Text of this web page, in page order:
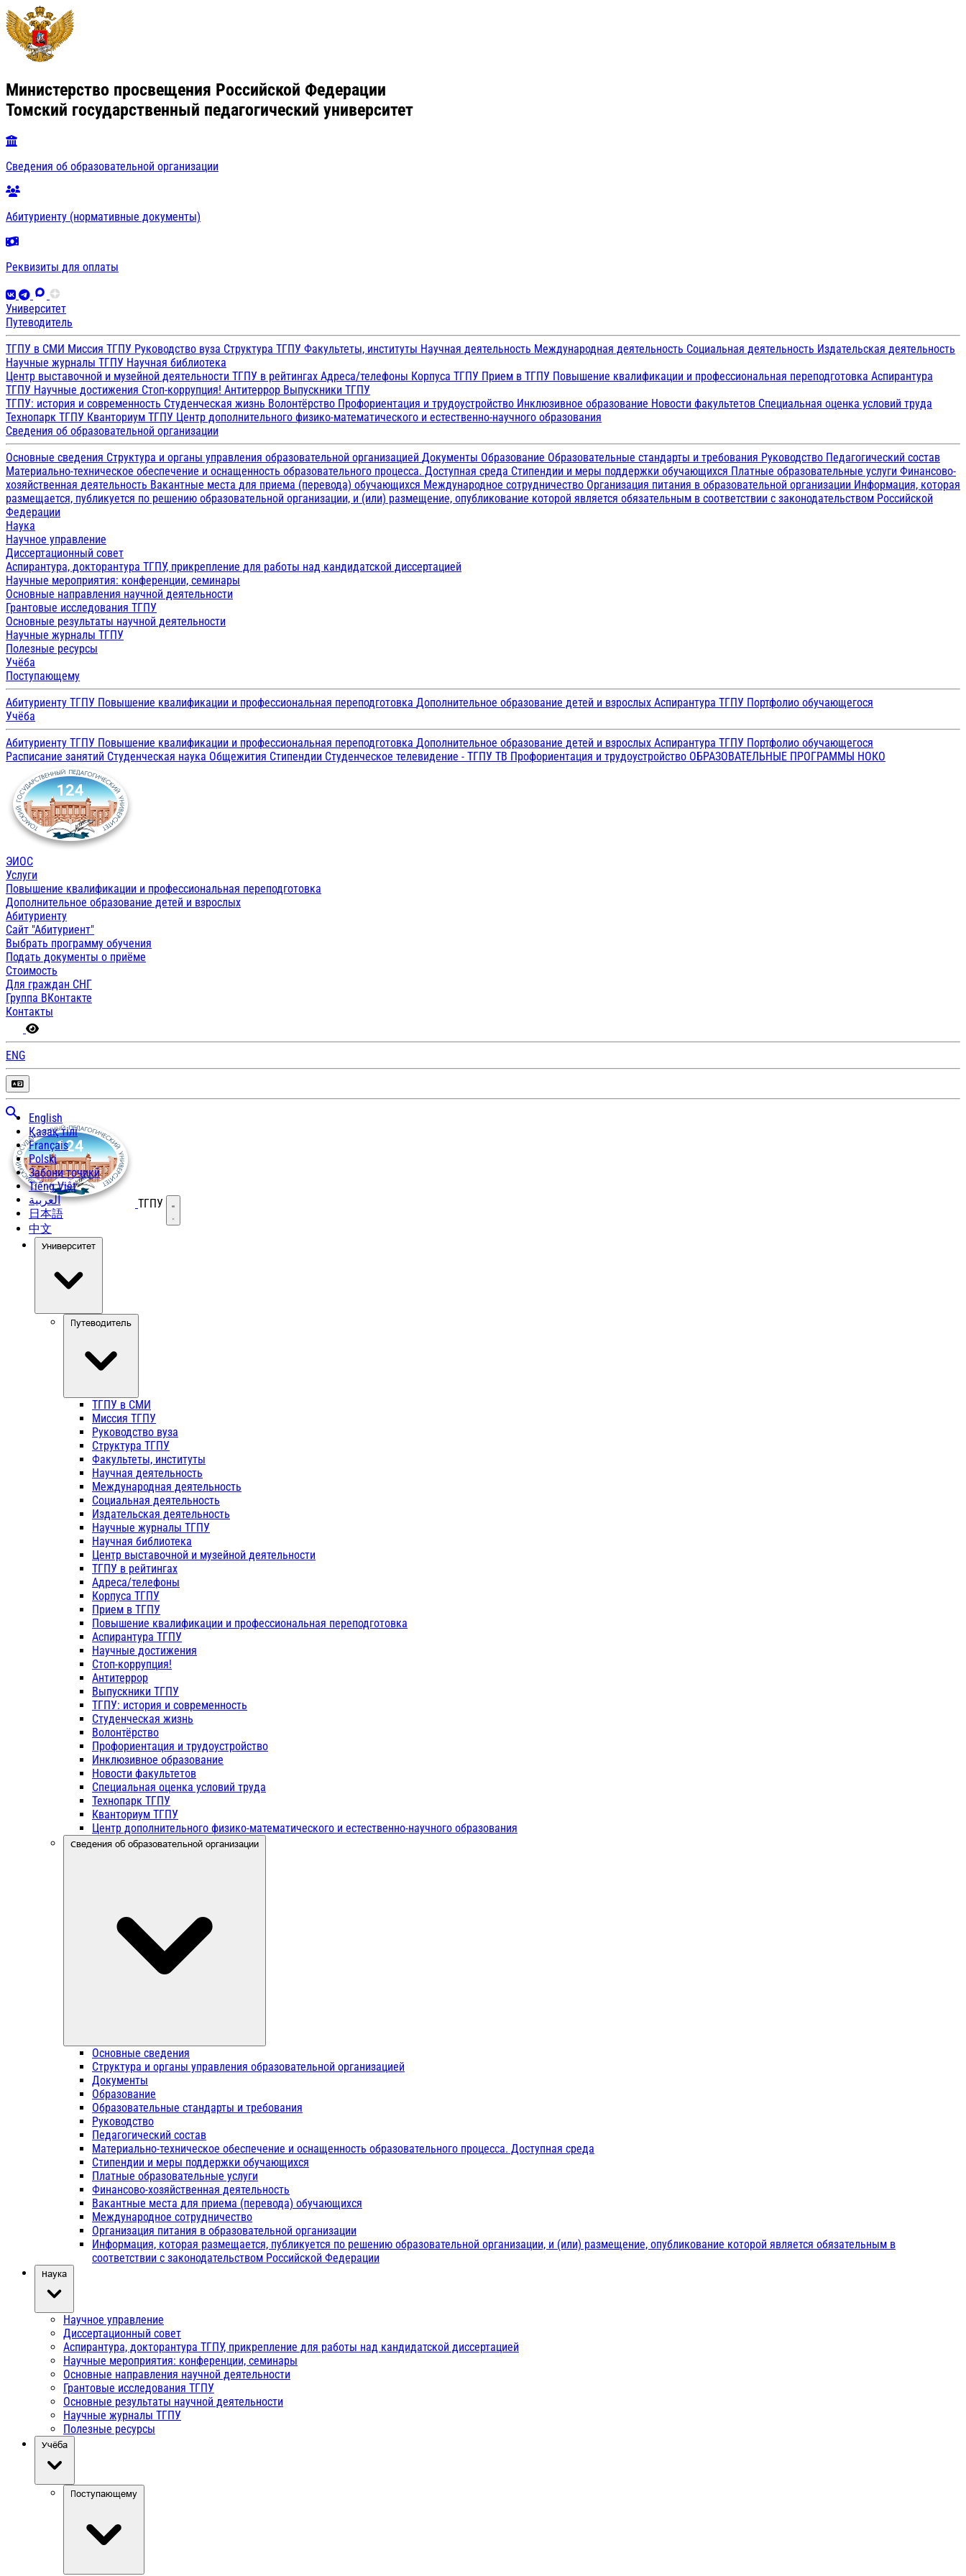
Министерство просвещения Российской Федерации
Томский государственный педагогический университет
Сведения об образовательной организации
Абитуриенту (нормативные документы)
Реквизиты для оплаты
Университет
Путеводитель
ТГПУ в СМИ Миссия ТГПУ Руководство вуза Структура ТГПУ Факультеты, институты Научная деятельность Международная деятельность Социальная деятельность Издательская деятельность
Научные журналы ТГПУ Научная библиотека
Центр выставочной и музейной деятельности ТГПУ в рейтингах Адреса/телефоны Корпуса ТГПУ Прием в ТГПУ Повышение квалификации и профессиональная переподготовка Аспирантура
ТГПУ Научные достижения Стоп-коррупция! Антитеррор Выпускники ТГПУ
ТГПУ: история и современность Студенческая жизнь Волонтёрство Профориентация и трудоустройство Инклюзивное образование Новости факультетов Специальная оценка условий труда
Технопарк ТГПУ Кванториум ТГПУ Центр дополнительного физико-математического и естественно-научного образования
Сведения об образовательной организации
Основные сведения Структура и органы управления образовательной организацией Документы Образование Образовательные стандарты и требования Руководство Педагогический состав
Материально-техническое обеспечение и оснащенность образовательного процесса. Доступная среда Стипендии и меры поддержки обучающихся Платные образовательные услуги Финансово-
хозяйственная деятельность Вакантные места для приема (перевода) обучающихся Международное сотрудничество Организация питания в образовательной организации Информация, которая
размещается, публикуется по решению образовательной организации, и (или) размещение, опубликование которой является обязательным в соответствии с законодательством Российской
Федерации
Наука
Научное управление
Диссертационный совет
Аспирантура, докторантура ТГПУ, прикрепление для работы над кандидатской диссертацией
Научные мероприятия: конференции, семинары
Основные направления научной деятельности
Грантовые исследования ТГПУ
Основные результаты научной деятельности
Научные журналы ТГПУ
Полезные ресурсы
Учёба
Поступающему
Абитуриенту ТГПУ Повышение квалификации и профессиональная переподготовка Дополнительное образование детей и взрослых Аспирантура ТГПУ Портфолио обучающегося
Учёба
Абитуриенту ТГПУ Повышение квалификации и профессиональная переподготовка Дополнительное образование детей и взрослых Аспирантура ТГПУ Портфолио обучающегося
Расписание занятий Студенческая наука Общежития Стипендии Студенческое телевидение - ТГПУ ТВ Профориентация и трудоустройство ОБРАЗОВАТЕЛЬНЫЕ ПРОГРАММЫ НОКО
ЭИОС
Услуги
Повышение квалификации и профессиональная переподготовка
Дополнительное образование детей и взрослых
Абитуриенту
Сайт "Абитуриент"
Выбрать программу обучения
Подать документы о приёме
Стоимость
Для граждан СНГ
Группа ВКонтакте
Контакты
ENG
English
Қазақ тілі
Français
Polski
Забони тоҷикӣ
Tiếng Việt
العربية
日本語
中文
ТГПУ Открыть меню
Университет
Путеводитель
ТГПУ в СМИ
Миссия ТГПУ
Руководство вуза
Структура ТГПУ
Факультеты, институты
Научная деятельность
Международная деятельность
Социальная деятельность
Издательская деятельность
Научные журналы ТГПУ
Научная библиотека
Центр выставочной и музейной деятельности
ТГПУ в рейтингах
Адреса/телефоны
Корпуса ТГПУ
Прием в ТГПУ
Повышение квалификации и профессиональная переподготовка
Аспирантура ТГПУ
Научные достижения
Стоп-коррупция!
Антитеррор
Выпускники ТГПУ
ТГПУ: история и современность
Студенческая жизнь
Волонтёрство
Профориентация и трудоустройство
Инклюзивное образование
Новости факультетов
Специальная оценка условий труда
Технопарк ТГПУ
Кванториум ТГПУ
Центр дополнительного физико-математического и естественно-научного образования
Сведения об образовательной организации
Основные сведения
Структура и органы управления образовательной организацией
Документы
Образование
Образовательные стандарты и требования
Руководство
Педагогический состав
Материально-техническое обеспечение и оснащенность образовательного процесса. Доступная среда
Стипендии и меры поддержки обучающихся
Платные образовательные услуги
Финансово-хозяйственная деятельность
Вакантные места для приема (перевода) обучающихся
Международное сотрудничество
Организация питания в образовательной организации
Информация, которая размещается, публикуется по решению образовательной организации, и (или) размещение, опубликование которой является обязательным в
соответствии с законодательством Российской Федерации
Наука
Научное управление
Диссертационный совет
Аспирантура, докторантура ТГПУ, прикрепление для работы над кандидатской диссертацией
Научные мероприятия: конференции, семинары
Основные направления научной деятельности
Грантовые исследования ТГПУ
Основные результаты научной деятельности
Научные журналы ТГПУ
Полезные ресурсы
Учёба
Поступающему